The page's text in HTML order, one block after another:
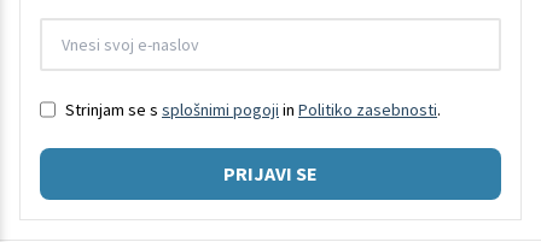
Strinjam se s splošnimi pogoji in Politiko zasebnosti.
PRIJAVI SE